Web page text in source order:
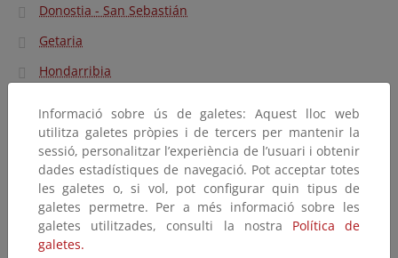
Donostia - San Sebastián
Getaria
Hondarribia
Orio
Zarautz
Zarautz - Getaria
Zumaia
Informació sobre ús de galetes: Aquest lloc web
utilitza galetes pròpies i de tercers per mantenir la
sessió, personalitzar l’experiència de l’usuari i obtenir
dades estadístiques de navegació. Pot acceptar totes
les galetes o, si vol, pot configurar quin tipus de
galetes permetre. Per a més informació sobre les
galetes utilitzades, consulti la nostra Política de
galetes.